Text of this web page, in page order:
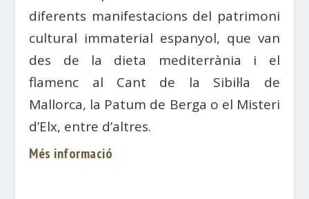
diferents manifestacions del patrimoni
cultural immaterial espanyol, que van
des de la dieta mediterrània i el
flamenc al Cant de la Sibil·la de
Mallorca, la Patum de Berga o el Misteri
d’Elx, entre d’altres.
Més informació